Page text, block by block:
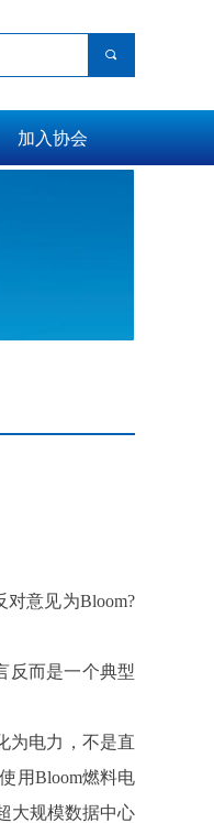
끠
加入协会
意见为Bloom?
反而是一个典型
为电力，不是直
用Bloom燃料电
大规模数据中心